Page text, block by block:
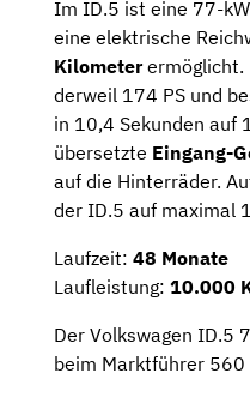
Im ID.5 ist eine 77-
eine elektrische
Kilometerermöglicht.
derweil 174 PS und
in 10,4 Sekunden auf
übersetzte Eingang-
auf die Hinterräder.
der ID.5 auf maximal
Laufzeit: 48 Monate
Laufleistung: 10.000
Der Volkswagen ID.5
beim Marktführer